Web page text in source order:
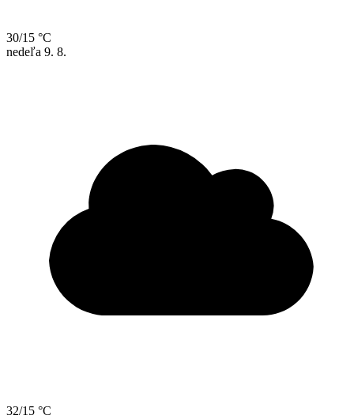
30/15 °C
nedeľa 9. 8.
32/15 °C